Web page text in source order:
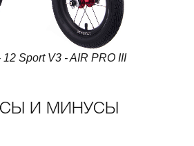
Sport V3 - AIR PRO III
И МИНУСЫ